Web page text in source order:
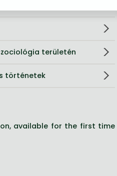
területén
történetek
available for the first time